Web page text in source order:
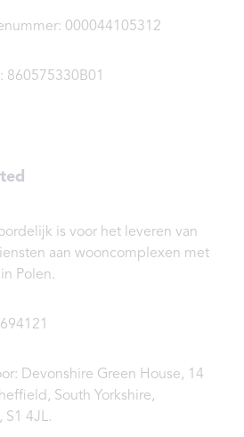
000044105312
860575330B01
is voor het leveren van
aan wooncomplexen met
Polen.
Devonshire Green House, 14
South Yorkshire,
S1 4JL.